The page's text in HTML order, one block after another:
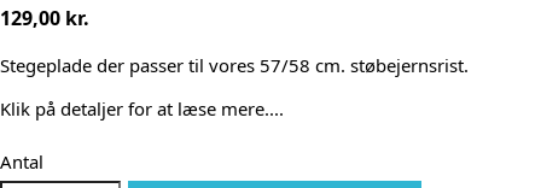
129,00 kr.
Stegeplade der passer til vores 57/58 cm. støbejernsrist.
Klik på detaljer for at læse mere....
Antal